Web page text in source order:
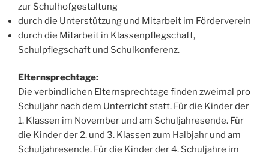
zur Schulhofgestaltung
durch die Unterstützung und Mitarbeit im Förderverein
durch die Mitarbeit in Klassenpflegschaft,
Schulpflegschaft und Schulkonferenz.
Elternsprechtage:
Die verbindlichen Elternsprechtage finden zweimal pro
Schuljahr nach dem Unterricht statt. Für die Kinder der
1. Klassen im November und am Schuljahresende. Für
die Kinder der 2. und 3. Klassen zum Halbjahr und am
Schuljahresende. Für die Kinder der 4. Schuljahre im